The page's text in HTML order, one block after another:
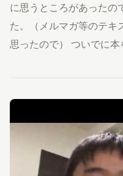
に思うところがあったの
た。（メルマガ等のテキ
思ったので） ついでに本